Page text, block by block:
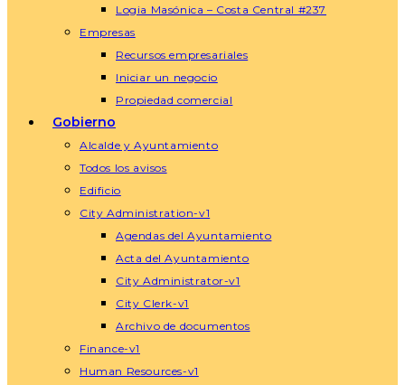
Logia Masónica – Costa Central #237
Empresas
Recursos empresariales
Iniciar un negocio
Propiedad comercial
Gobierno
Alcalde y Ayuntamiento
Todos los avisos
Edificio
City Administration-v1
Agendas del Ayuntamiento
Acta del Ayuntamiento
City Administrator-v1
City Clerk-v1
Archivo de documentos
Finance-v1
Human Resources-v1